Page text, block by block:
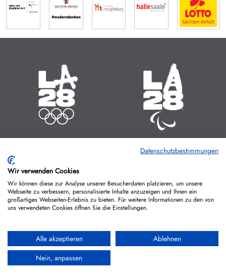
Olympische Sommerspiele
14.07. - 30.07.2028
Zeit bis zum Start:
11
STUNDEN
:
Paralympische Sommerspiele
15.08. - 27.08.2028
Zeit bis zum Start:
11
STUNDEN
:
IMPRESSUM
COOKIE-RICHTLINIEN
Datenschutzbestimmungen
Wir verwenden Cookies
Wir können diese zur Analyse unserer Besucherdaten platzieren, um unsere
Webseite zu verbessern, personalisierte Inhalte anzuzeigen und Ihnen ein
großartiges Webseiten-Erlebnis zu bieten. Für weitere Informationen zu den von
uns verwendeten Cookies öffnen Sie die Einstellungen.
Alle akzeptieren
Ablehnen
Nein, anpassen